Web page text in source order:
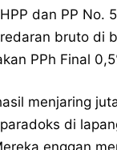
dan PP No.
bruto di
PPh Final
menjaring
di